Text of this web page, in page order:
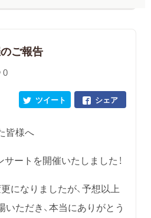
ご報告
0
シェア
ツイート
皆様へ
ートを開催いたしました！
になりましたが、予想以上
ただき、本当にありがとう